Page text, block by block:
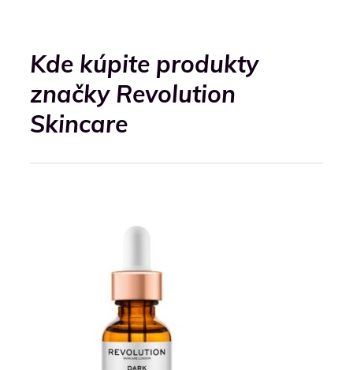
Kde kúpite produkty
značky Revolution
Skincare